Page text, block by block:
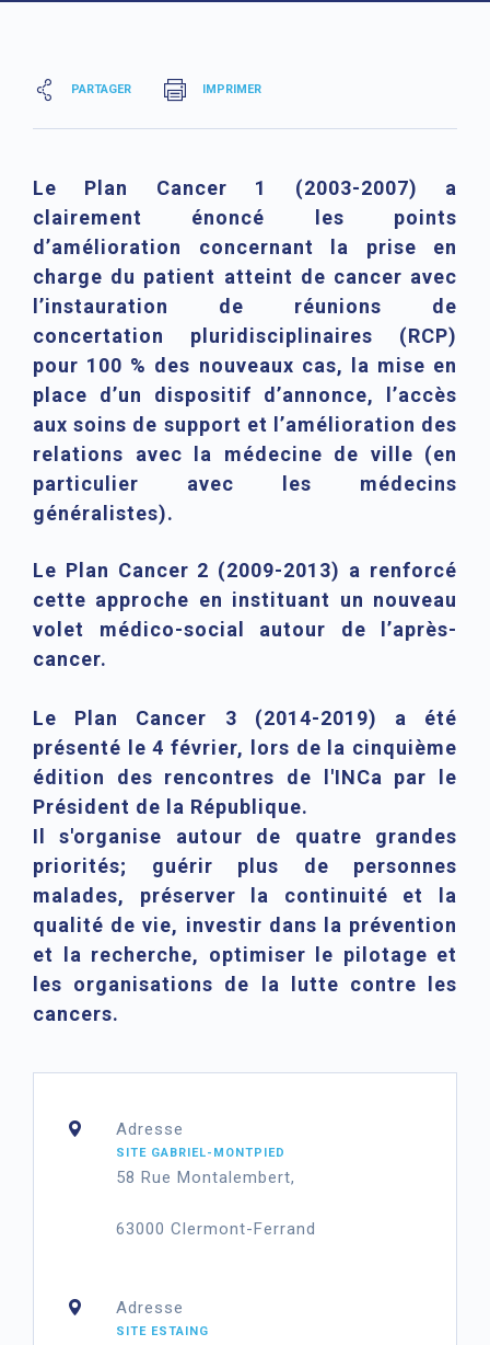
PARTAGER IMPRIMER
Le Plan Cancer 1 (2003-2007) a
clairement énoncé les points
d’amélioration concernant la prise en
charge du patient atteint de cancer avec
l’instauration de réunions de
concertation pluridisciplinaires (RCP)
pour 100 % des nouveaux cas, la mise en
place d’un dispositif d’annonce, l’accès
aux soins de support et l’amélioration des
relations avec la médecine de ville (en
particulier avec les médecins
généralistes).
Le Plan Cancer 2 (2009-2013) a renforcé
cette approche en instituant un nouveau
volet médico-social autour de l’après-
cancer.
Le Plan Cancer 3 (2014-2019) a été
présenté le 4 février, lors de la cinquième
édition des rencontres de l'INCa par le
Président de la République.
Il s'organise autour de quatre grandes
priorités; guérir plus de personnes
malades, préserver la continuité et la
qualité de vie, investir dans la prévention
et la recherche, optimiser le pilotage et
les organisations de la lutte contre les
cancers.
Adresse
SITE GABRIEL-MONTPIED
58 Rue Montalembert,
63000 Clermont-Ferrand
Adresse
SITE ESTAING